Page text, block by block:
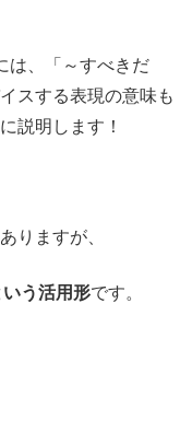
は、「～すべきだ
スする表現の意味も
説明します！
りますが、
いう活用形です。